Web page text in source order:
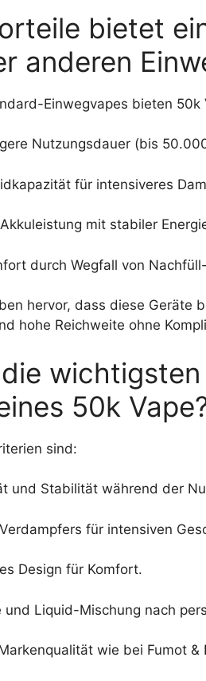
bietet
anderen
Einwegvapes bieten 50k
Nutzungsdauer (bis
für intensiveres
mit stabiler
durch Wegfall von
hervor, dass diese Geräte
hohe Reichweite ohne
50k
sind:
und Stabilität während der
für intensiven
Design für Komfort.
und Liquid-Mischung nach
wie bei Fumot &